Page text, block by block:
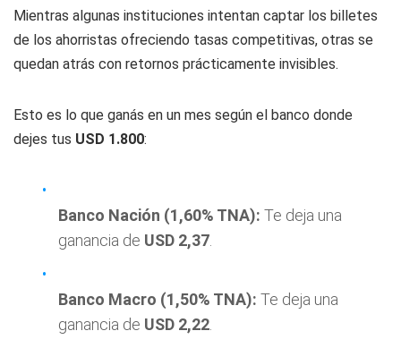
Mientras algunas instituciones intentan captar los billetes
de los ahorristas ofreciendo tasas competitivas, otras se
quedan atrás con retornos prácticamente invisibles.
Esto es lo que ganás en un mes según el banco donde
dejes tus USD 1.800:
Banco Nación (1,60% TNA): Te deja una
ganancia de USD 2,37
Banco Macro (1,50% TNA): Te deja una
ganancia de USD 2,22